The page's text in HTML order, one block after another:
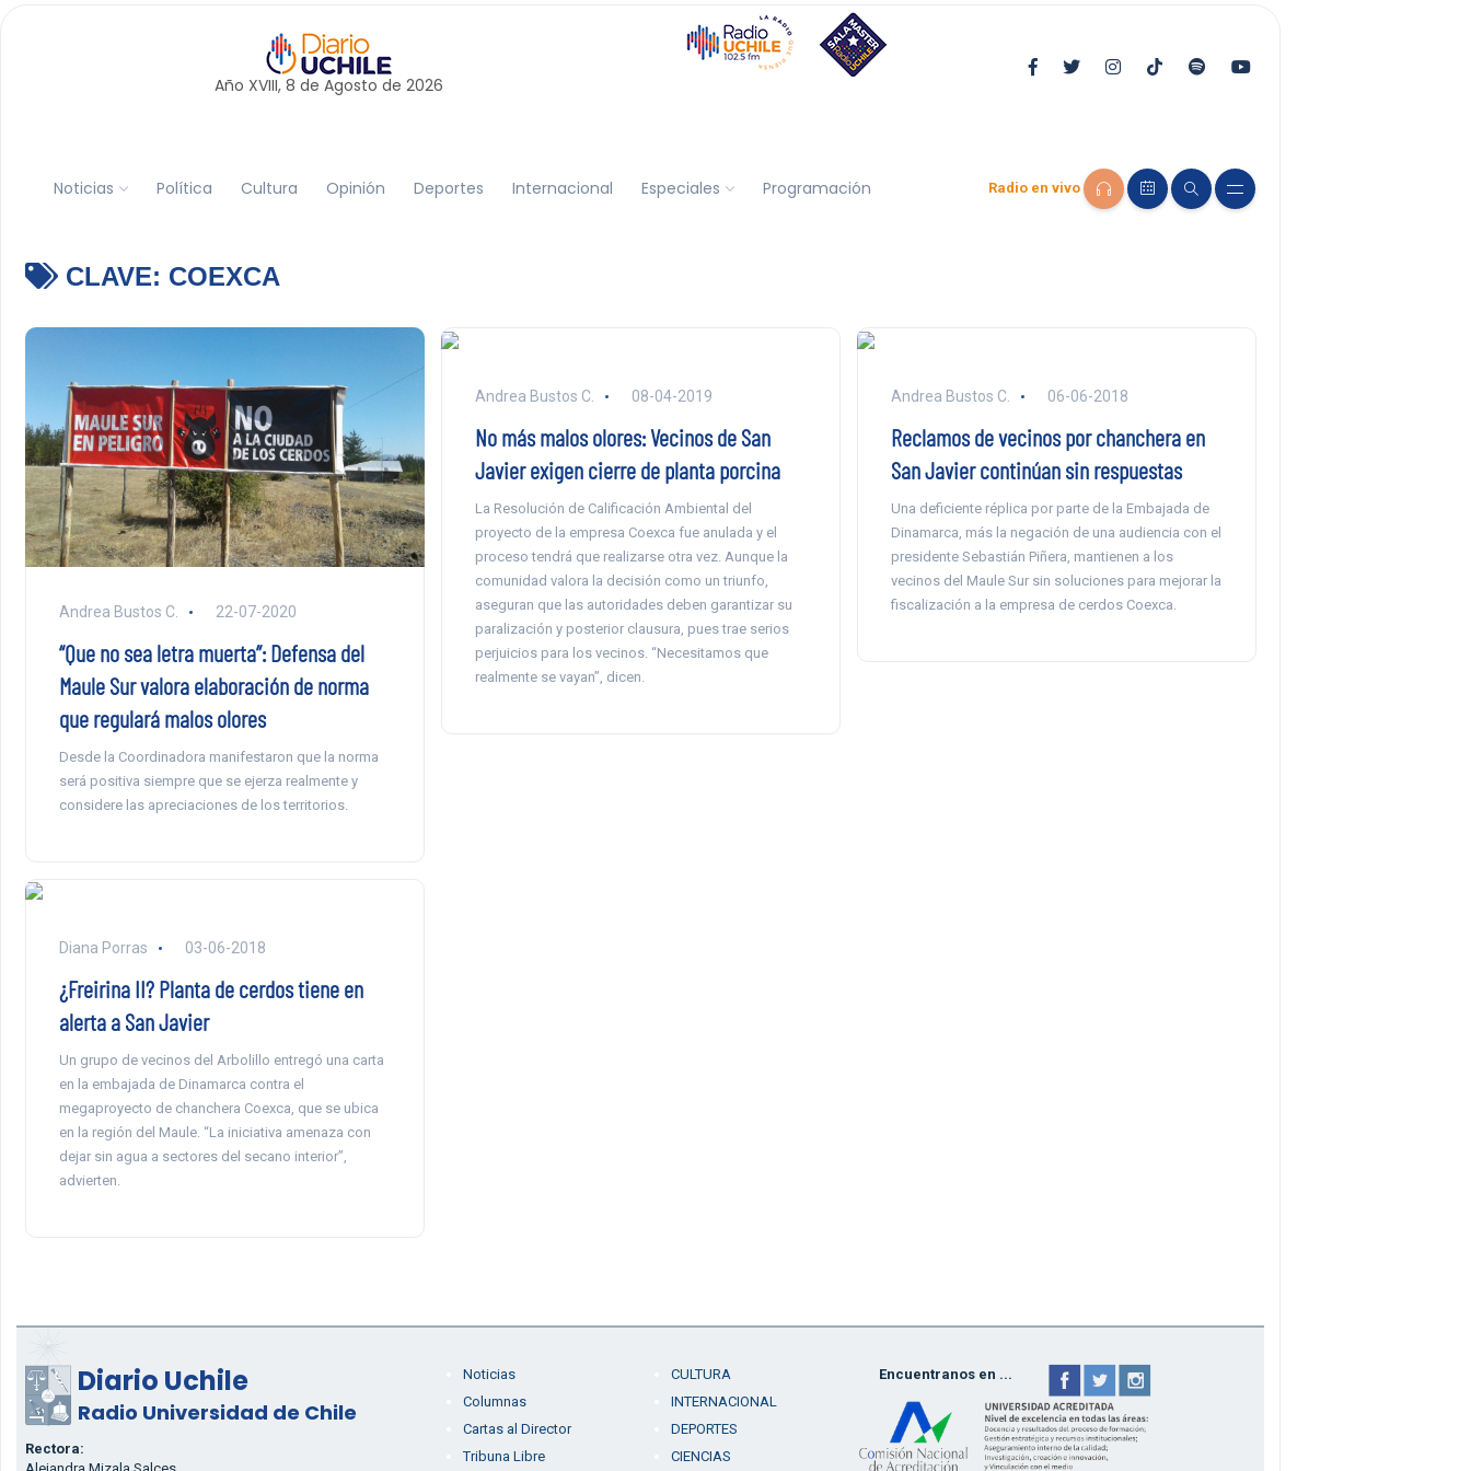
Año XVIII, 8 de Agosto de 2026
Noticias Política Cultura Opinión Deportes Internacional Especiales Programación Radio en vivo
CLAVE: COEXCA
Andrea Bustos C. 22-07-2020
“Que no sea letra muerta”: Defensa del
Maule Sur valora elaboración de norma
que regulará malos olores
Desde la Coordinadora manifestaron que la norma
será positiva siempre que se ejerza realmente y
considere las apreciaciones de los territorios.
Andrea Bustos C. 08-04-2019
No más malos olores: Vecinos de San
Javier exigen cierre de planta porcina
La Resolución de Calificación Ambiental del
proyecto de la empresa Coexca fue anulada y el
proceso tendrá que realizarse otra vez. Aunque la
comunidad valora la decisión como un triunfo,
aseguran que las autoridades deben garantizar su
paralización y posterior clausura, pues trae serios
perjuicios para los vecinos. “Necesitamos que
realmente se vayan”, dicen.
Andrea Bustos C. 06-06-2018
Reclamos de vecinos por chanchera en
San Javier continúan sin respuestas
Una deficiente réplica por parte de la Embajada de
Dinamarca, más la negación de una audiencia con el
presidente Sebastián Piñera, mantienen a los
vecinos del Maule Sur sin soluciones para mejorar la
fiscalización a la empresa de cerdos Coexca.
Diana Porras 03-06-2018
¿Freirina II? Planta de cerdos tiene en
alerta a San Javier
Un grupo de vecinos del Arbolillo entregó una carta
en la embajada de Dinamarca contra el
megaproyecto de chanchera Coexca, que se ubica
en la región del Maule. “La iniciativa amenaza con
dejar sin agua a sectores del secano interior”,
advierten.
Diario Uchile
Radio Universidad de Chile
Rectora:
Noticias
Columnas
Cartas al Director
Tribuna Libre
CULTURA
INTERNACIONAL
DEPORTES
CIENCIAS
Encuentranos en ...